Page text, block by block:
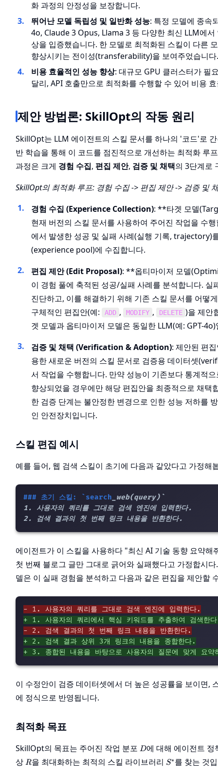
화 과정의 안정성을 보장합니다.
뛰어난 모델 독립성 및 일반화 성능: 특정 모델에 종속
4o, Claude 3 Opus, Llama 3 등 다양한 최신 LLM에서
상을 입증했습니다. 한 모델로 최적화된 스킬이 다른
향상시키는 전이성(transferability)을 보여주었습니다.
비용 효율적인 성능 향상: 대규모 GPU 클러스터가 필
달리, API 호출만으로 최적화를 수행할 수 있어 비용
제안 방법론: SkillOpt의 작동 원리
SkillOpt는 LLM 에이전트의 스킬 문서를 하나의 '코드'로
반 학습을 통해 이 코드를 점진적으로 개선하는 최적화 루
과정은 크게 경험 수집, 편집 제안, 검증 및 채택의 3단계로
SkillOpt의 최적화 루프: 경험 수집 -> 편집 제안 -> 검증 및
경험 수집 (Experience Collection): **타겟 모델
현재 버전의 스킬 문서를 사용하여 주어진 작업을 수
에서 발생한 성공 및 실패 사례(실행 기록, trajectory)
(experience pool)에 수집합니다.
편집 제안 (Edit Proposal): **옵티마이저 모델
이 경험 풀에 축적된 성공/실패 사례를 분석합니다. 실
진단하고, 이를 해결하기 위해 기존 스킬 문서를 어떻
구체적인 편집안(예:
ADD , MODIFY , DELETE )을 제안
겟 모델과 옵티마이저 모델은 동일한 LLM(예: GPT-
검증 및 채택 (Verification & Adoption): 제안된 편
용한 새로운 버전의 스킬 문서로 검증용 데이터셋
서 작업을 수행합니다. 만약 성능이 기존보다 통계적
향상되었을 경우에만 해당 편집안을 최종적으로 채택
한 검증 단계는 불안정한 변경으로 인한 성능 저하를
인 안전장치입니다.
스킬 편집 예시
예를 들어, 웹 검색 스킬이 초기에 다음과 같았다고 가정해
### 초기 스킬: `search _web(query)`
1. 사용자의 쿼리를 그대로 검색 엔진에 입력한다.
에이전트가 이 스킬을 사용하다 "최신 AI 기술 동향 요약해
첫 번째 블로그 글만 그대로 긁어와 실패했다고 가정합시
델은 이 실패 경험을 분석하고 다음과 같은 편집을 제안할
- 1. 사용자의 쿼리를 그대로 검색 엔진에 입력한다.
+ 1. 사용자의 쿼리에서 핵심 키워드를 추출하여 검색한
- 2. 검색 결과의 첫 번째 링크 내용을 반환한다.
+ 2. 검색 결과 상위 3개 링크의 내용을 종합한다.
+ 3. 종합된 내용을 바탕으로 사용자의 질문에 맞게 요약
이 수정안이 검증 데이터셋에서 더 높은 성공률을 보이면,
에 정식으로 반영됩니다.
최적화 목표
SkillOpt의 목표는 주어진 작업 분포 D
D에 대해 에이전트
상 R
R을 최대화하는 최적의 스킬 라이브러리 S^*
S∗ 를 찾는 것